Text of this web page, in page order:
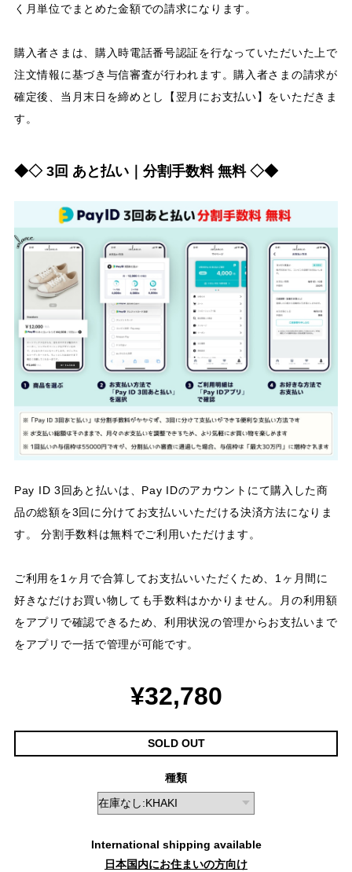
く月単位でまとめた金額での請求になります。
購入者さまは、購入時電話番号認証を行なっていただいた上で
注文情報に基づき与信審査が行われます。購入者さまの請求が
確定後、当月末日を締めとし【翌月にお支払い】をいただきま
す。
◆◇ 3回 あと払い｜分割手数料 無料 ◇◆
Pay ID 3回あと払いは、Pay IDのアカウントにて購入した商
品の総額を3回に分けてお支払いいただける決済方法になりま
す。 分割手数料は無料でご利用いただけます。
ご利用を1ヶ月で合算してお支払いいただくため、1ヶ月間に
好きなだけお買い物しても手数料はかかりません。月の利用額
をアプリで確認できるため、利用状況の管理からお支払いまで
をアプリで一括で管理が可能です。
¥32,780
SOLD OUT
種類
International shipping available
日本国内にお住まいの方向け